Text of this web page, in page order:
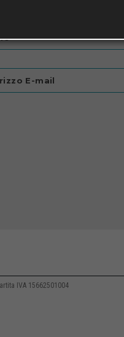
E-mail
IVA 15662501004